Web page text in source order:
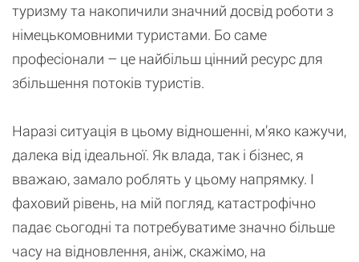
туризму та накопичили значний досвід роботи з
німецькомовними туристами. Бо саме
професіонали – це найбільш цінний ресурс для
збільшення потоків туристів.
Наразі ситуація в цьому відношенні, м’яко кажучи,
далека від ідеальної. Як влада, так і бізнес, я
вважаю, замало роблять у цьому напрямку. І
фаховий рівень, на мій погляд, катастрофічно
падає сьогодні та потребуватиме значно більше
часу на відновлення, аніж, скажімо, на